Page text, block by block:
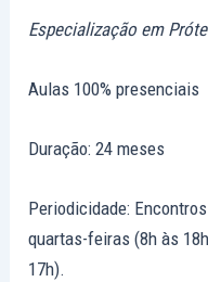
Especialização em
Aulas 100% presenciais
Duração: 24 meses
Periodicidade:
quartas-feiras (8h às
17h).